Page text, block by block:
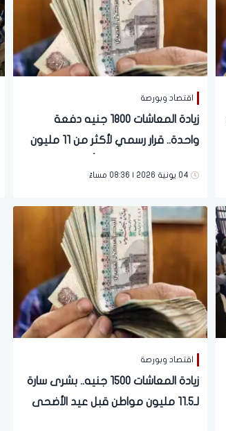
اقتصاد وبورصة
زيادة المعاشات 1800 جنيه دفعة
واحدة.. قرار رسمي لأكثر من 11 مليون
04 يونية 2026 | 08:36 مساءً
اقتصاد وبورصة
زيادة المعاشات 1500 جنيه.. بشرى سارة
لـ11.5 مليون مواطن قبل عيد الأضحى